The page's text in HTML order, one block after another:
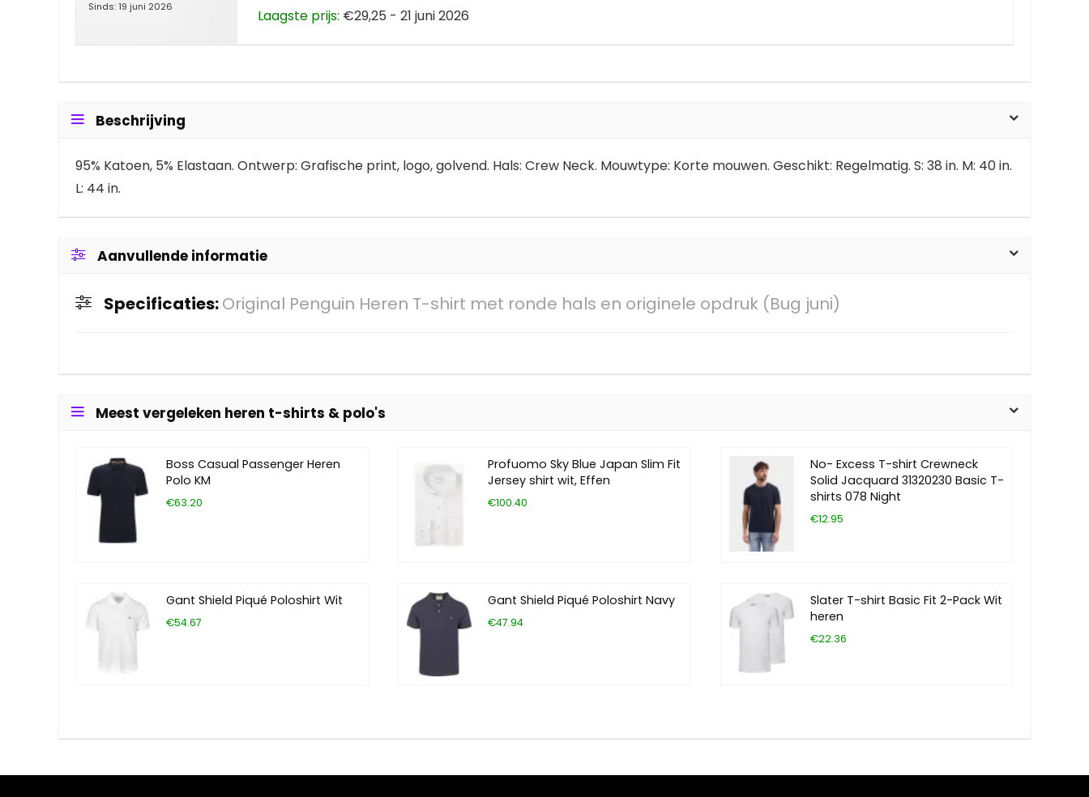
Sinds: 19 juni 2026
Laagste prijs: €29,25 - 21 juni 2026
Beschrijving
95% Katoen, 5% Elastaan. Ontwerp: Grafische print, logo, golvend. Hals: Crew Neck. Mouwtype: Korte mouwen. Geschikt: Regelmatig. S: 38 in. M: 40 in.
L: 44 in.
Aanvullende informatie
Specificaties:Original Penguin Heren T-shirt met ronde hals en originele opdruk (Bug juni)
Meest vergeleken heren t-shirts & polo's
Boss Casual Passenger Heren
Polo KM
€63.20
Profuomo Sky Blue Japan Slim Fit
Jersey shirt wit, Effen
€100.40
No- Excess T-shirt Crewneck
Solid Jacquard 31320230 Basic T-
shirts 078 Night
€12.95
Gant Shield Piqué Poloshirt Wit
€54.67
Gant Shield Piqué Poloshirt Navy
€47.94
Slater T-shirt Basic Fit 2-Pack Wit
heren
€22.36